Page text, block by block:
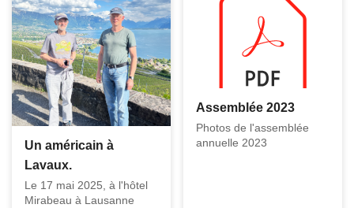
Un américain à
Lavaux.
Le 17 mai 2025, à l'hôtel
Mirabeau à Lausanne
Assemblée 2023
Photos de l'assemblée
annuelle 2023